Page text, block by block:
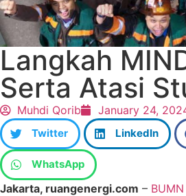
Langkah
Serta Atasi
Muhdi Qorib January 24,
Twitter LinkedIn
WhatsApp
Jakarta, ruangenergi.com –